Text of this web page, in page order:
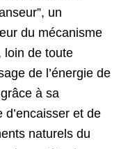
un
du mécanisme
loin de toute
de l’énergie de
à sa
et de
naturels du